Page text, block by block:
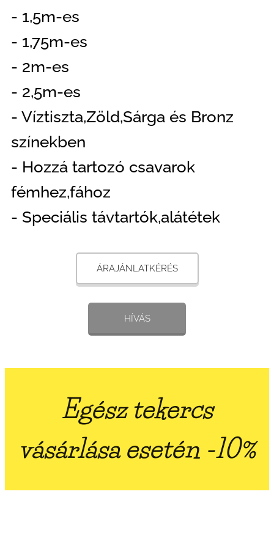
- 1,5m-es
- 1,75m-es
- 2m-es
- 2,5m-es
- Víztiszta,Zöld,Sárga és Bronz
színekben
- Hozzá tartozó csavarok
fémhez,fához
- Speciális távtartók,alátétek
ÁRAJÁNLATKÉRÉS
HÍVÁS
Egész tekercs
vásárlása esetén -10%